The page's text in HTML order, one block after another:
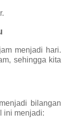
menjadi hari.
sehingga kita
bilangan
ini menjadi: